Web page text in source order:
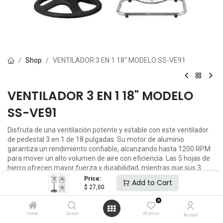
Price:
$ 27,00 Add to Cart
Home Search
0
Wishlist Account
Shop VENTILADOR 3 EN 1 18" MODELO SS-VE91
VENTILADOR 3 EN 1 18" MODELO
SS-VE91
Disfruta de una ventilación potente y estable con este ventilador
de pedestal 3 en 1 de 18 pulgadas. Su motor de aluminio
garantiza un rendimiento confiable, alcanzando hasta 1200 RPM
para mover un alto volumen de aire con eficiencia. Las 5 hojas de
hierro ofrecen mayor fuerza y durabilidad, mientras que sus 3
velocidades permiten ajustar la intensidad según tu comodidad.
La base redonda de 800 g proporciona estabilidad incluso en
potencia máxima, y su parrilla de placa de zinc ofrece mayor
protección y resistencia al desgaste. Con un cable de alimentación
de 1.5 metros y enchufe plano, puedes colocarlo fácilmente